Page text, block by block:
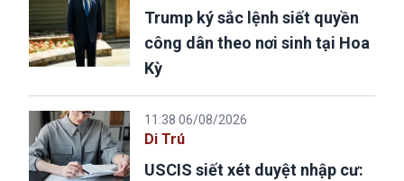
Trump ký sắc lệnh siết quyền
công dân theo nơi sinh tại Hoa
Kỳ
11:38 06/08/2026
Di Trú
USCIS siết xét duyệt nhập cư: